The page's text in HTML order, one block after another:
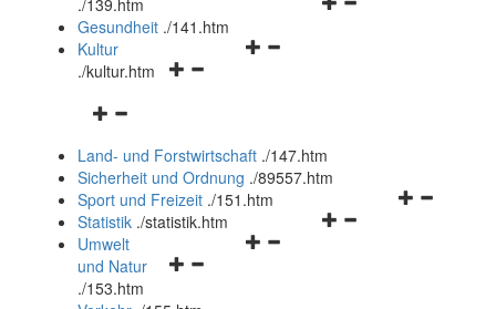
./139.htm
Navigationsmenü
Gesundheit ./141.htm
Navigationsmenü
Kultur
./kultur.htm
Navigationsmenü
und
schließen
Land- und Forstwirtschaft ./147.htm
Sicherheit und Ordnung ./89557.htm
Navigationsmenü
Sport und Freizeit ./151.htm
Navigationsmenü
Statistik ./statistik.htm
Navigationsmenü
Umwelt
und Natur
./153.htm